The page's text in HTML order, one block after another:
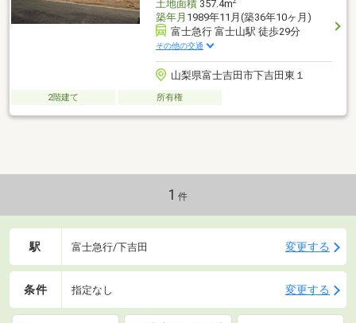
土地面積357.4m
築年月 1989年11月(築36年10ヶ月)
富士急行 富士山駅 徒歩29分
その他の交通
山梨県富士吉田市下吉田東１
2階建て 所有権
1 件
駅 富士急行/下吉田 変更する
条件 指定なし 変更する